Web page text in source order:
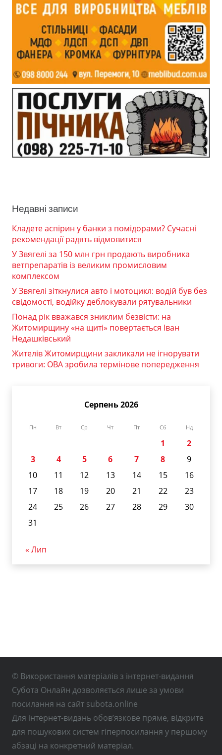
Недавні записи
Кладете аспірин у банки з помідорами? Сучасні
рекомендації радять відмовитися
У Звягелі за 150 млн грн продають виробника
ветпрепаратів із великим промисловим
комплексом
У Звягелі зіткнулися авто і мотоцикл: водій був без
свідомості, водійку деблокували рятувальники
Понад рік вважався зниклим безвісти: на
Житомирщину «на щиті» повертається Іван
Недашківський
Жителів Житомирщини закликали не ігнорувати
тривоги: ОВА зробила термінове попередження
Серпень 2026
Пн Вт Ср Чт Пт Сб Нд
1
2
3
4 5 6 7 8
9
10
11 12 13 14 15
16
17
18 19 20 21 22
23
24
25 26 27 28 29
30
31
« Лип
© Використання матеріалів з інтернет-видання
Субота Онлайн дозволяється лише за умови
посилання на сайт subota.online
Для інтернет-видань обов’язкове пряме, відкрите
для пошукових систем гіперпосилання у першому
абзаці на конкретний матеріал.